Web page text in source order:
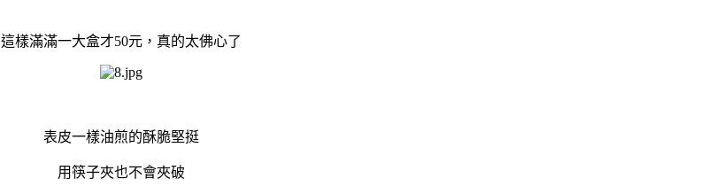
這樣滿滿一大盒才50元，真的太佛心了
表皮一樣油煎的酥脆堅挺
用筷子夾也不會夾破